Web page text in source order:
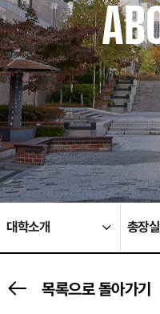
대학소개 총장실
목록으로 돌아가기